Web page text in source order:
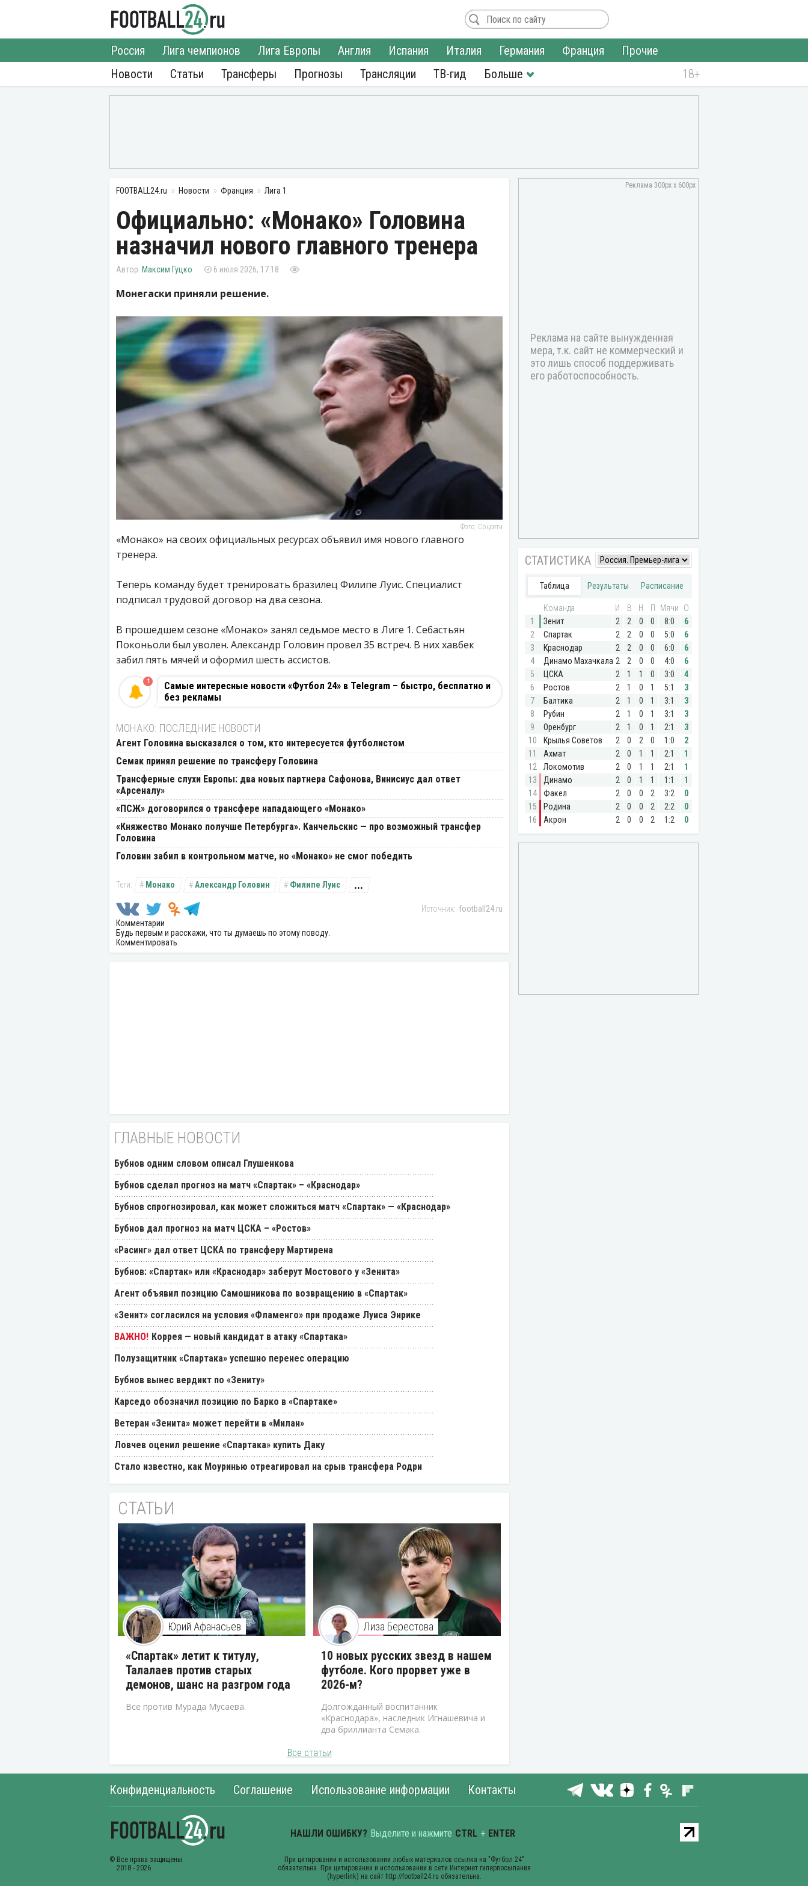
Новости
Россия Лига чемпионов Лига Европы Англия Испания Италия Германия Франция
Прочие
Статьи
Трансферы Прогнозы Трансляции ТВ-гид
FOOTBALL24.ru Новости Франция Лига 1
Официально: «Монако» Головина
назначил нового главного тренера
Максим Гуцко 6 июля 2026, 17:18
Монегаски приняли решение.
Фото: Соцсети
«Монако» на своих официальных ресурсах объявил имя нового главного
тренера.
Теперь команду будет тренировать бразилец Филипе Луис. Специалист
подписал трудовой договор на два сезона.
В прошедшем сезоне «Монако» занял седьмое место в Лиге 1. Себастьян
Поконьоли был уволен. Александр Головин провел 35 встреч. В них хавбек
забил пять мячей и оформил шесть ассистов.
Самые интересные новости «Футбол 24» в Telegram – быстро, бесплатно и
без рекламы
1
МОНАКО: ПОСЛЕДНИЕ НОВОСТИ
Агент Головина высказался о том, кто интересуется футболистом
Семак принял решение по трансферу Головина
Трансферные слухи Европы: два новых партнера Сафонова, Винисиус дал ответ
«Арсеналу»
«ПСЖ» договорился о трансфере нападающего «Монако»
«Княжество Монако получше Петербурга». Канчельскис — про возможный трансфер
Головина
Головин забил в контрольном матче, но «Монако» не смог победить
Монако Александр Головин Филипе Луис ...
football24.ru
Комментарии
Будь первым и расскажи, что ты думаешь по этому поводу.
Комментировать
ГЛАВНЫЕ НОВОСТИ
Бубнов одним словом описал Глушенкова
Бубнов сделал прогноз на матч «Спартак» – «Краснодар»
Бубнов спрогнозировал, как может сложиться матч «Спартак» — «Краснодар»
Бубнов дал прогноз на матч ЦСКА – «Ростов»
«Расинг» дал ответ ЦСКА по трансферу Мартирена
Бубнов: «Спартак» или «Краснодар» заберут Мостового у «Зенита»
Агент объявил позицию Самошникова по возвращению в «Спартак»
«Зенит» согласился на условия «Фламенго» при продаже Луиса Энрике
Коррея — новый кандидат в атаку «Спартака»
Полузащитник «Спартака» успешно перенес операцию
Бубнов вынес вердикт по «Зениту»
Карседо обозначил позицию по Барко в «Спартаке»
Ветеран «Зенита» может перейти в «Милан»
Ловчев оценил решение «Спартака» купить Даку
Стало известно, как Моуринью отреагировал на срыв трансфера Родри
СТАТЬИ
Юрий Афанасьев
«Спартак» летит к титулу,
Талалаев против старых
демонов, шанс на разгром года
Все против Мурада Мусаева.
Лиза Берестова
10 новых русских звезд в нашем
футболе. Кого прорвет уже в
2026-м?
Долгожданный воспитанник
«Краснодара», наследник Игнашевича и
два бриллианта Семака.
Все статьи
Конфиденциальность Соглашение Использование информации Контакты